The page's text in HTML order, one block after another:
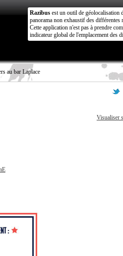
Razibus est un outil de géolocalisation
panorama non exhaustif des différentes
Cette application n'est pas à prendre
indicateur global de l'emplacement des
au bar Laplace
Visualiser